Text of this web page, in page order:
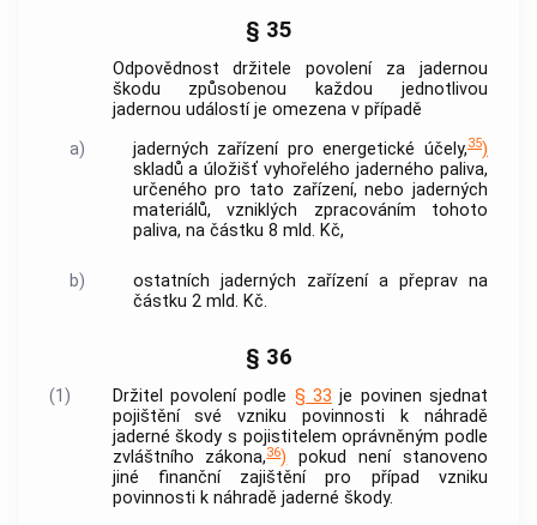
§ 35
Odpovědnost držitele povolení za jadernou
škodu způsobenou každou jednotlivou
jadernou událostí je omezena v případě
a)
jaderných zařízenípro energetické účely,35)
skladů a úložišť vyhořelého jaderného paliva,
určeného pro tato zařízení, nebo jaderných
materiálů, vzniklých zpracováním tohoto
paliva, na částku 8 mld. Kč,
b) ostatních jaderných zařízenía přeprav na
částku 2 mld. Kč.
§ 36
(1) Držitel povolení podle § 33 je povinen sjednat
pojištění své vzniku povinnosti k náhradě
jaderné škody s pojistitelem oprávněným podle
zvláštního zákona,36) pokud není stanoveno
jiné finanční zajištění pro případ vzniku
povinnosti k náhradě jaderné škody.